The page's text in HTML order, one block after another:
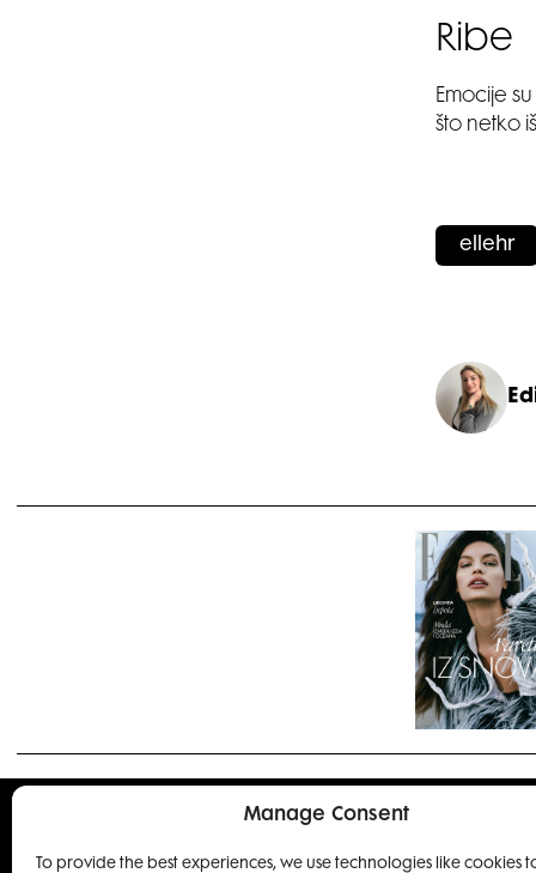
Manage Consent
To provide the best experiences, we use technologies like cookies
Ribe
Emocije
što netko
ellehr